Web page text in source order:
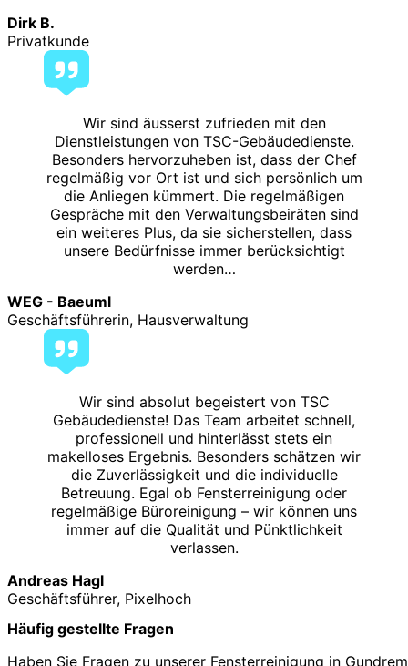
Dirk B.
Privatkunde
Wir sind äusserst zufrieden mit den
Dienstleistungen von TSC-Gebäudedienste.
Besonders hervorzuheben ist, dass der Chef
regelmäßig vor Ort ist und sich persönlich um
die Anliegen kümmert. Die regelmäßigen
Gespräche mit den Verwaltungsbeiräten sind
ein weiteres Plus, da sie sicherstellen, dass
unsere Bedürfnisse immer berücksichtigt
werden…
WEG - Baeuml
Geschäftsführerin, Hausverwaltung
Wir sind absolut begeistert von TSC
Gebäudedienste! Das Team arbeitet schnell,
professionell und hinterlässt stets ein
makelloses Ergebnis. Besonders schätzen wir
die Zuverlässigkeit und die individuelle
Betreuung. Egal ob Fensterreinigung oder
regelmäßige Büroreinigung – wir können uns
immer auf die Qualität und Pünktlichkeit
verlassen.
Andreas Hagl
Geschäftsführer, Pixelhoch
Häufig gestellte Fragen
Haben Sie Fragen zu unserer Fensterreinigung in